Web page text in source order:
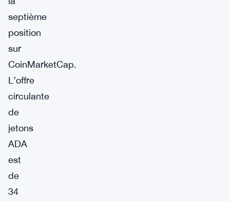
septième
position
sur
CoinMarketCap.
L’offre
circulante
de
jetons
ADA
est
de
34